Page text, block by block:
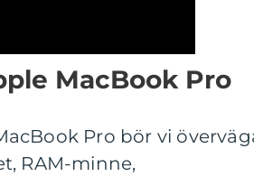
MacBook Pro
Pro bör vi
RAM-minne,